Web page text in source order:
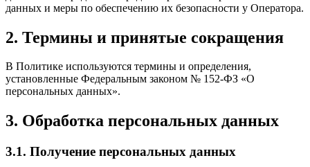
данных и меры по обеспечению их безопасности у Оператора.
2. Термины и принятые сокращения
В Политике используются термины и определения,
установленные Федеральным законом № 152-ФЗ «О
персональных данных».
3. Обработка персональных данных
3.1. Получение персональных данных